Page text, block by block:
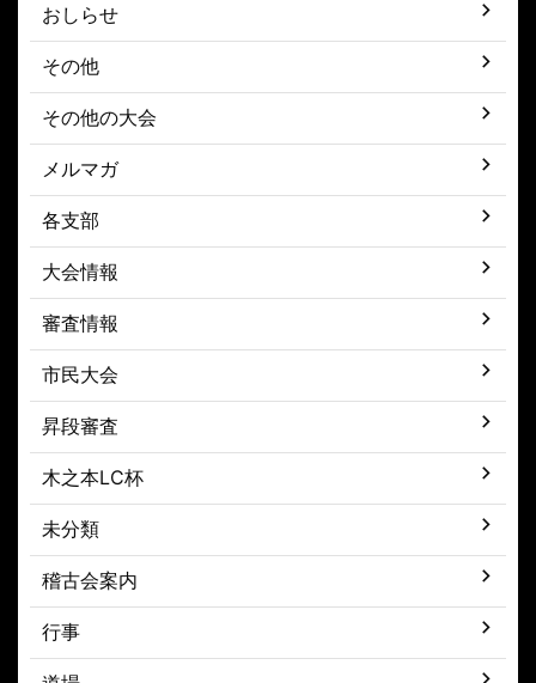
おしらせ
その他
その他の大会
メルマガ
各支部
大会情報
審査情報
市民大会
昇段審査
木之本LC杯
未分類
稽古会案内
行事